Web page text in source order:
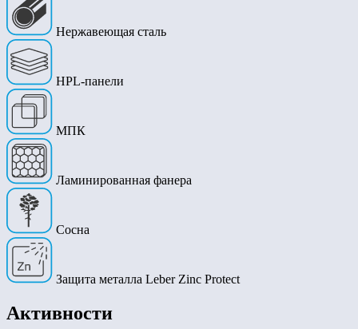
Нержавеющая сталь
HPL-панели
МПК
Ламинированная фанера
Сосна
Защита металла Leber Zinc Protect
Активности